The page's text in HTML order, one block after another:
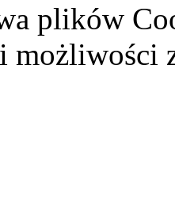
plików
możliwości